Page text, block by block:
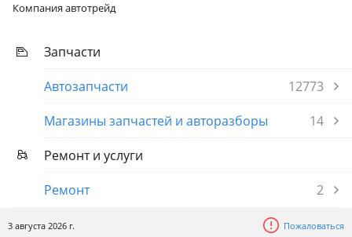
Компания автотрейд
Запчасти
Автозапчасти
12773
Магазины запчастей и авторазборы
14
Ремонт и услуги
Ремонт
2
3 августа 2026 г. Пожаловаться